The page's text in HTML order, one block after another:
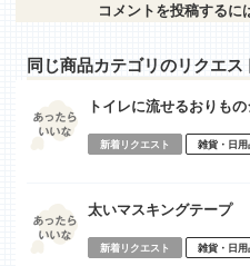
コメントを投稿するに
同じ商品カテゴリのリクエス
トイレに流せるおりもの
新着リクエスト 雑貨・日用
太いマスキングテープ
新着リクエスト 雑貨・日用